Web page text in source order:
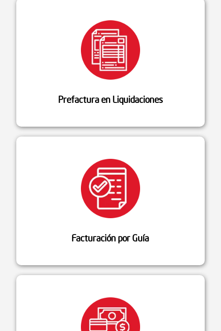
Prefactura en Liquidaciones
Facturación por Guía